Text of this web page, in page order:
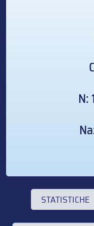
STATISTICHE